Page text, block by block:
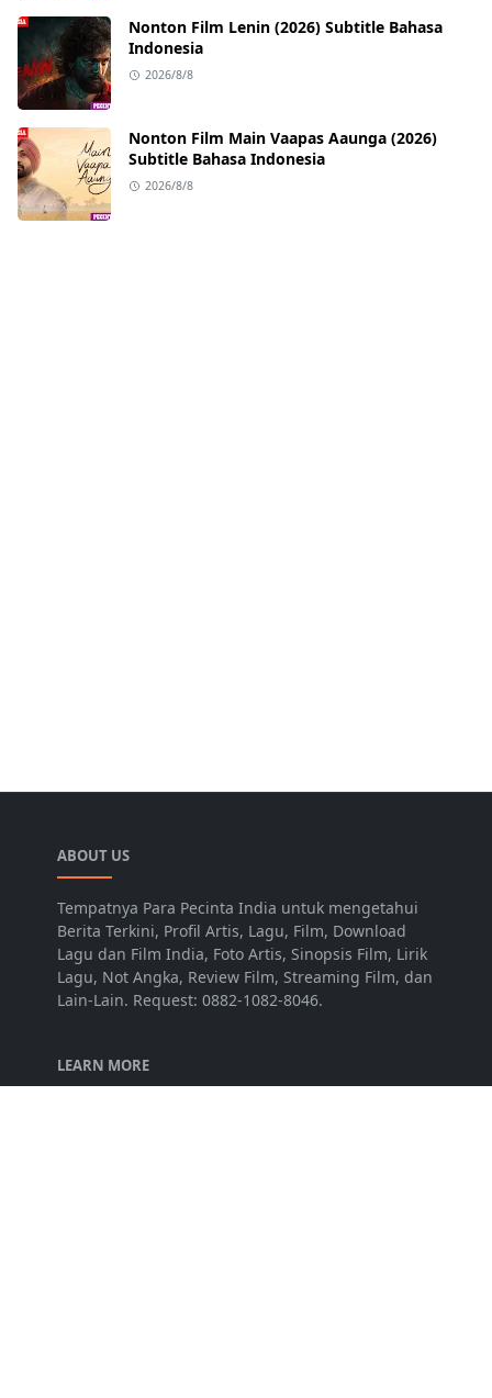
Nonton Film Lenin (2026) Subtitle Bahasa
Indonesia
2026/8/8
Nonton Film Main Vaapas Aaunga (2026)
Subtitle Bahasa Indonesia
2026/8/8
ABOUT US
Tempatnya Para Pecinta India untuk mengetahui
Berita Terkini, Profil Artis, Lagu, Film, Download
Lagu dan Film India, Foto Artis, Sinopsis Film, Lirik
Lagu, Not Angka, Review Film, Streaming Film, dan
Lain-Lain. Request: 0882-1082-8046.
LEARN MORE